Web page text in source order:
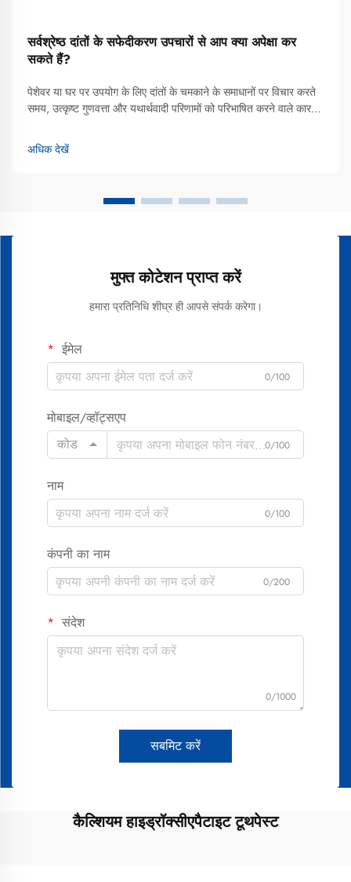
सर्वश्रेष्ठ दांतों के सफेदीकरण उपचारों से आप क्या अपेक्षा कर
सकते हैं?
पेशेवर या घर पर उपयोग के लिए दांतों के चमकाने के समाधानों पर विचार करते
समय, उत्कृष्ट गुणवत्ता और यथार्थवादी परिणामों को परिभाषित करने वाले कारकों
सफेदीकरण उपचार वैज्ञानिक रूप से...
अधिक देखें
मुफ्त कोटेशन प्राप्त करें
हमारा प्रतिनिधि शीघ्र ही आपसे संपर्क करेगा।
ईमेल
0/100
मोबाइल/व्हॉट्सएप
कोड
0/100
नाम
0/100
कंपनी का नाम
0/200
संदेश
0/1000
सबमिट करें
कैल्शियम हाइड्रॉक्सीएपैटाइट टूथपेस्ट